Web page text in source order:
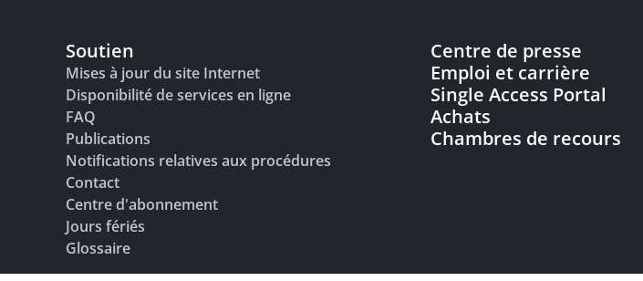
Soutien
Mises à jour du site Internet
Disponibilité de services en ligne
FAQ
Publications
Notifications relatives aux procédures
Contact
Centre d'abonnement
Jours fériés
Glossaire
Centre de presse
Emploi et carrière
Single Access Portal
Achats
Chambres de recours